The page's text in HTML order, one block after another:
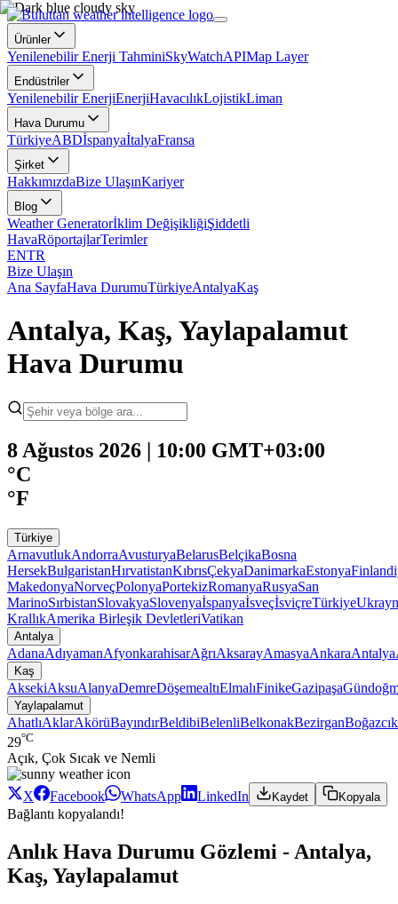
Ürünler
Yenilenebilir Enerji TahminiSkyWatchAPIMap Layer
Endüstriler
Yenilenebilir EnerjiEnerjiHavacılıkLojistikLiman
Hava Durumu
TürkiyeABDİspanyaİtalyaFransa
Şirket
HakkımızdaBize UlaşınKariyer
Blog
Weather Generatorİklim DeğişikliğiŞiddetli
HavaRöportajlarTerimler
ENTR
Bize Ulaşın
Ana SayfaHava DurumuTürkiyeAntalyaKaş
Antalya, Kaş, Yaylapalamut
Hava Durumu
8 Ağustos 2026 | 10:00 GMT+03:00
°C
°F
Türkiye
ArnavutlukAndorraAvusturyaBelarusBelçikaBosna
HersekBulgaristanHırvatistanKıbrısÇekyaDanimarkaEstonya
MakedonyaNorveçPolonyaPortekizRomanyaRusyaSan
MarinoSırbistanSlovakyaSlovenyaİspanyaİsveçİsviçreTürkiye
KrallıkAmerika Birleşik DevletleriVatikan
Antalya
AdanaAdıyamanAfyonkarahisarAğrıAksarayAmasyaAnkaraAntalya
Kaş
AksekiAksuAlanyaDemreDöşemealtıElmalıFinikeGazipaşa
Yaylapalamut
AhatlıAklarAkörüBayındırBeldibiBelenliBelkonakBezirganBoğazcık
29°C
Açık, Çok Sıcak ve Nemli
X Facebook WhatsApp LinkedIn Kaydet Kopyala
Bağlantı kopyalandı!
Anlık Hava Durumu Gözlemi - Antalya,
Kaş, Yaylapalamut